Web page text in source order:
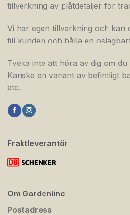
tillverkning av plåtdetaljer för
Vi har egen tillverkning och kan
till kunden och hålla en
Tveka inte att höra av dig om du
Kanske en variant av befintligt
etc.
Fraktleverantör
Om Gardenline
Postadress